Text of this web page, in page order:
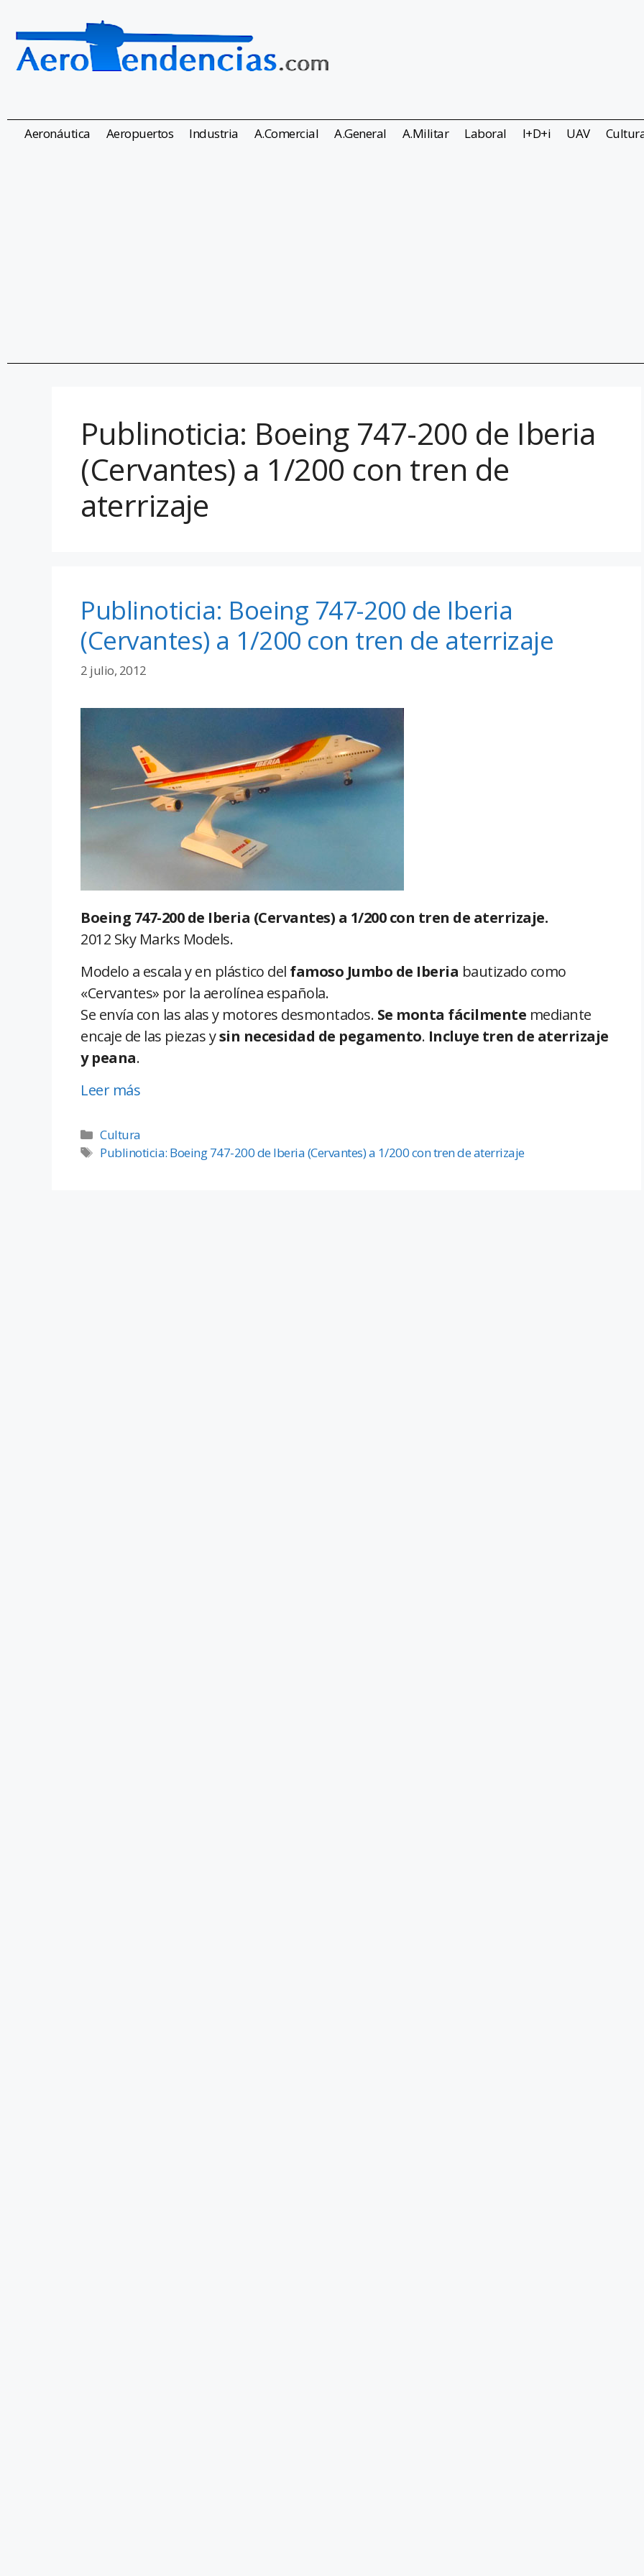
Aeronáutica Aeropuertos Industria A.Comercial A.General A.Militar Laboral I+D+i UAV
Publinoticia: Boeing 747-200 de Iberia
(Cervantes) a 1/200 con tren de
aterrizaje
Publinoticia: Boeing 747-200 de Iberia
(Cervantes) a 1/200 con tren de aterrizaje
2 julio, 2012
Boeing 747-200 de Iberia (Cervantes) a 1/200 con tren de aterrizaje.
2012 Sky Marks Models.
Modelo a escala y en plástico del famoso Jumbo de Iberia bautizado como
«Cervantes» por la aerolínea española.
Se envía con las alas y motores desmontados. Se monta fácilmente mediante
encaje de las piezas ysin necesidad de pegamento. Incluye tren de aterrizaje
y peana.
Leer más
Cultura
Publinoticia: Boeing 747-200 de Iberia (Cervantes) a 1/200 con tren de aterrizaje